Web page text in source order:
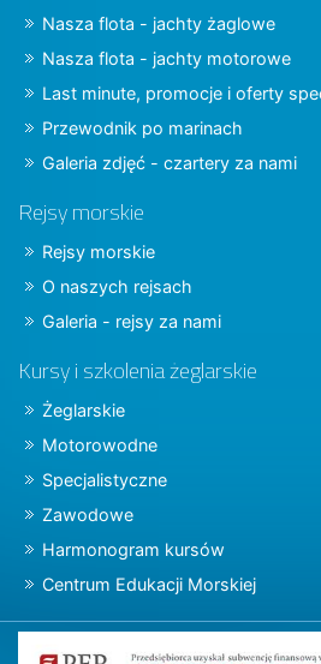
Nasza flota - jachty żaglowe
Nasza flota - jachty motorowe
Last minute, promocje i oferty
Przewodnik po marinach
Galeria zdjęć - czartery za nami
Rejsy morskie
Rejsy morskie
O naszych rejsach
Galeria - rejsy za nami
Kursy i szkolenia żeglarskie
Żeglarskie
Motorowodne
Specjalistyczne
Zawodowe
Harmonogram kursów
Centrum Edukacji Morskiej